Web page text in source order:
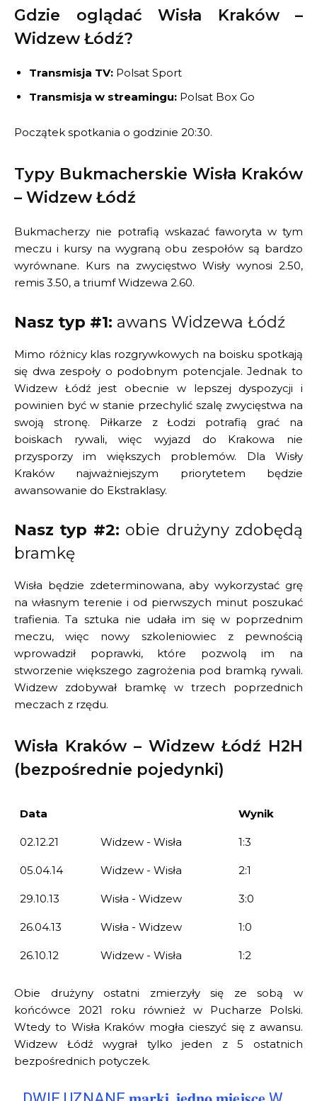
Gdzie oglądać Wisła Kraków –
Widzew Łódź?
Transmisja TV: Polsat Sport
Transmisja w streamingu: Polsat Box Go
Początek spotkania o godzinie 20:30.
Typy Bukmacherskie Wisła Kraków
– Widzew Łódź
Bukmacherzy nie potrafią wskazać faworyta w tym
meczu i kursy na wygraną obu zespołów są bardzo
wyrównane. Kurs na zwycięstwo Wisły wynosi 2.50,
remis 3.50, a triumf Widzewa 2.60.
Nasz typ #1: awans Widzewa Łódź
Mimo różnicy klas rozgrywkowych na boisku spotkają
się dwa zespoły o podobnym potencjale. Jednak to
Widzew Łódź jest obecnie w lepszej dyspozycji i
powinien być w stanie przechylić szalę zwycięstwa na
swoją stronę. Piłkarze z Łodzi potrafią grać na
boiskach rywali, więc wyjazd do Krakowa nie
przysporzy im większych problemów. Dla Wisły
Kraków najważniejszym priorytetem będzie
awansowanie do Ekstraklasy.
Nasz typ #2: obie drużyny zdobędą
bramkę
Wisła będzie zdeterminowana, aby wykorzystać grę
na własnym terenie i od pierwszych minut poszukać
trafienia. Ta sztuka nie udała im się w poprzednim
meczu, więc nowy szkoleniowiec z pewnością
wprowadził poprawki, które pozwolą im na
stworzenie większego zagrożenia pod bramką rywali.
Widzew zdobywał bramkę w trzech poprzednich
meczach z rzędu.
Wisła Kraków – Widzew Łódź H2H
(bezpośrednie pojedynki)
Data Wynik
02.12.21 Widzew - Wisła 1:3
05.04.14 Widzew - Wisła 2:1
29.10.13 Wisła - Widzew 3:0
26.04.13 Wisła - Widzew 1:0
26.10.12 Widzew - Wisła 1:2
Obie drużyny ostatni zmierzyły się ze sobą w
końcówce 2021 roku również w Pucharze Polski.
Wtedy to Wisła Kraków mogła cieszyć się z awansu.
Widzew Łódź wygrał tylko jeden z 5 ostatnich
bezpośrednich potyczek.